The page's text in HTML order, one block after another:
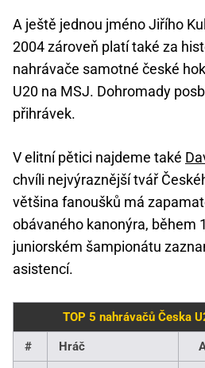
A ještě jednou jméno Jiřího
2004 zároveň platí také za
nahrávače samotné české
U20 na MSJ. Dohromady
přihrávek.
V elitní pětici najdeme také
chvíli nejvýraznější tvář
většina fanoušků má
obávaného kanonýra, během
juniorském šampionátu
asistencí.
TOP 5 nahrávačů Česka
# Hráč